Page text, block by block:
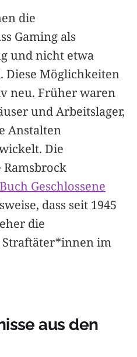
die
Gaming als
und nicht etwa
Diese Möglichkeiten
neu. Früher waren
und Arbeitslager,
Anstalten
Die
Geschlossene
dass seit 1945
die
Straftäter*innen im
aus den